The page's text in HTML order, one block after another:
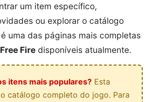
um item específico,
ou explorar o catálogo
uma das páginas mais completas
Fire disponíveis atualmente.
itens mais populares? Esta
catálogo completo do jogo. Para